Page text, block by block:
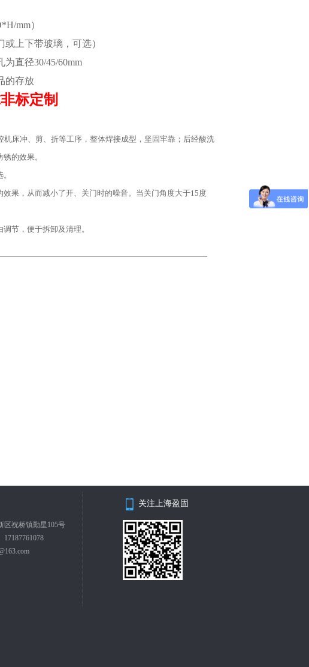
mm）
或上下带玻璃，可选）
直径30/45/60mm
的存放
标定制
机床冲、剪、折等工序，整体焊接成型，坚固牢靠；后经酸洗
的效果。
果，从而减小了开、关门时的噪音。当关门角度大于15度
节，便于拆卸及清理。
区祝桥镇勤星105号
17187761078
关注上海盈固